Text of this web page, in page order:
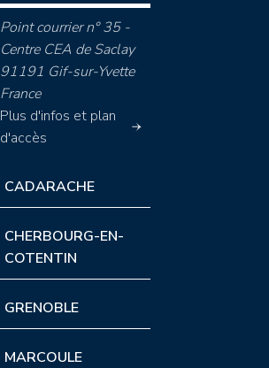
Point courrier n° 35 -
Centre CEA de Saclay
91191 Gif-sur-Yvette
France
Plus d'infos et plan
d'accès
CADARACHE
CHERBOURG-EN-
COTENTIN
GRENOBLE
MARCOULE